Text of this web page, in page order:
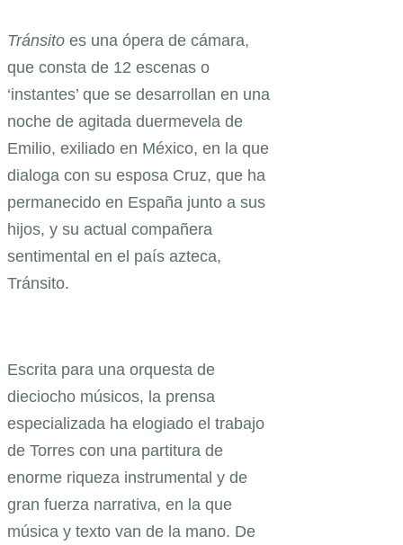
Tránsito es una ópera de cámara,
que consta de 12 escenas o
‘instantes’ que se desarrollan en una
noche de agitada duermevela de
Emilio, exiliado en México, en la que
dialoga con su esposa Cruz, que ha
permanecido en España junto a sus
hijos, y su actual compañera
sentimental en el país azteca,
Tránsito.
Escrita para una orquesta de
dieciocho músicos, la prensa
especializada ha elogiado el trabajo
de Torres con una partitura de
enorme riqueza instrumental y de
gran fuerza narrativa, en la que
música y texto van de la mano. De